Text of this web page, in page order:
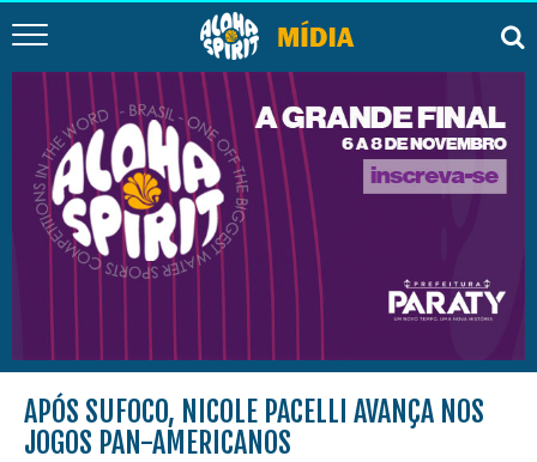
APÓS SUFOCO, NICOLE PACELLI AVANÇA NOS
JOGOS PAN-AMERICANOS